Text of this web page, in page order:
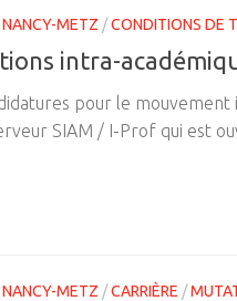
NANCY-METZ /CONDITIONS DE
intra-
pour le
SIAM / I-Prof qui est
NANCY-METZ /CARRIÈRE /